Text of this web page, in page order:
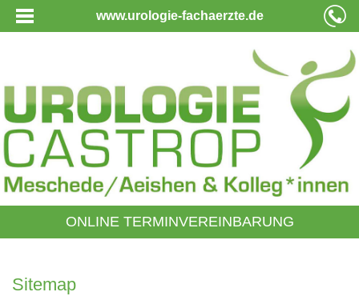
www.urologie-fachaerzte.de
ONLINE TERMINVEREINBARUNG
Sitemap